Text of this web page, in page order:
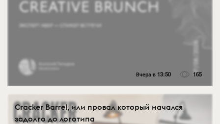
Вчера в 13:50 165
Cracker Barrel, или провал который начался
задолго до логотипа